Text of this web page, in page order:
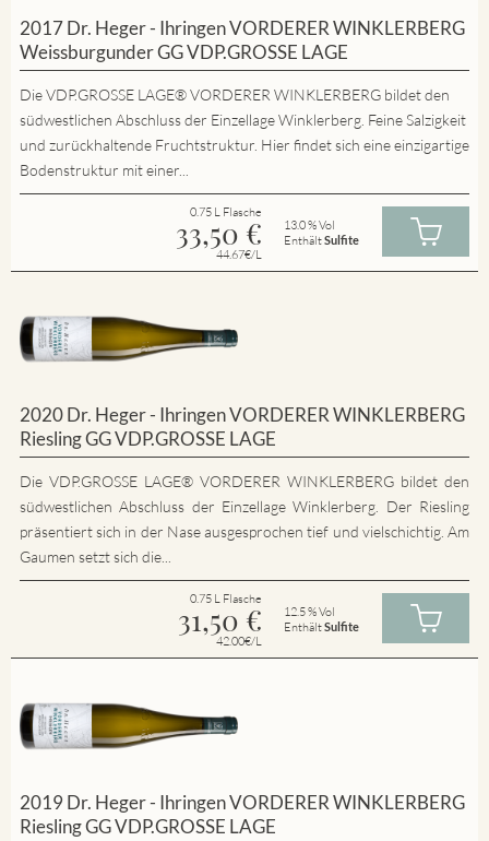
2017 Dr. Heger - Ihringen VORDERER WINKLERBERG
Weissburgunder GG VDP.GROSSE LAGE
Die VDP.GROSSE LAGE® VORDERER WINKLERBERG bildet den
südwestlichen Abschluss der Einzellage Winklerberg. Feine Salzigkeit
und zurückhaltende Fruchtstruktur. Hier findet sich eine einzigartige
Bodenstruktur mit einer...
0.75 L Flasche
33,50 €
44.67€/L
13.0 % Vol
EnthältSulfite
2020 Dr. Heger - Ihringen VORDERER WINKLERBERG
Riesling GG VDP.GROSSE LAGE
Die VDP.GROSSE LAGE® VORDERER WINKLERBERG bildet den
südwestlichen Abschluss der Einzellage Winklerberg. Der Riesling
präsentiert sich in der Nase ausgesprochen tief und vielschichtig. Am
Gaumen setzt sich die...
0.75 L Flasche
31,50 €
42.00€/L
12.5 % Vol
EnthältSulfite
2019 Dr. Heger - Ihringen VORDERER WINKLERBERG
Riesling GG VDP.GROSSE LAGE